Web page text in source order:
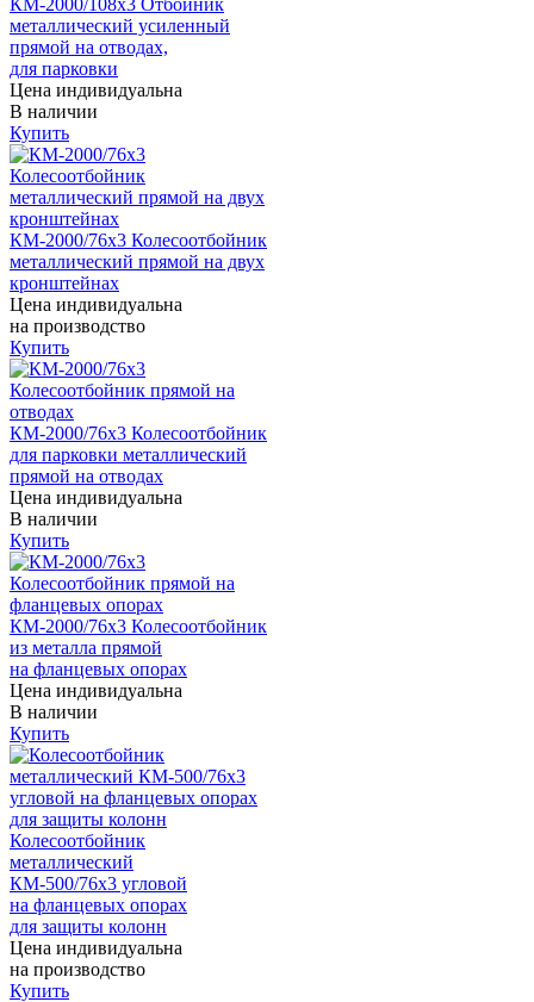
металлический усиленный
прямой на отводах,
для парковки
Цена индивидуальна
В наличии
Купить
КМ-2000/76х3 Колесоотбойник
металлический прямой на двух
кронштейнах
Цена индивидуальна
на производство
Купить
КМ-2000/76х3 Колесоотбойник
для парковки металлический
прямой на отводах
Цена индивидуальна
В наличии
Купить
КМ-2000/76х3 Колесоотбойник
из металла прямой
на фланцевых опорах
Цена индивидуальна
В наличии
Купить
Колесоотбойник
металлический
КМ-500/76х3 угловой
на фланцевых опорах
для защиты колонн
Цена индивидуальна
на производство
Купить